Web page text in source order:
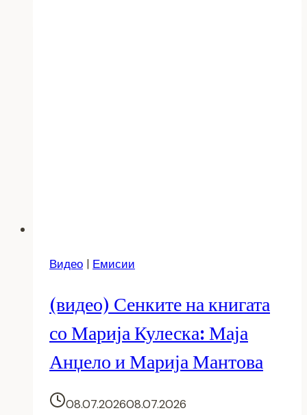
Видео | Емисии
(видео) Сенките на книгата
со Марија Кулеска: Маја
Анџело и Марија Мантова
08.07.202608.07.2026